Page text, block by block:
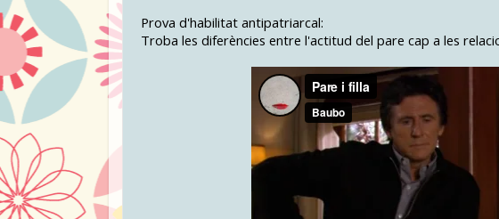
Prova d'habilitat antipatriarcal:
Troba les diferències entre l'actitud del pare cap a les